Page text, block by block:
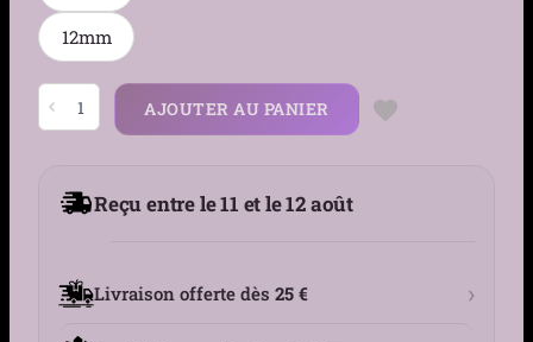
12mm
quantité
de
Piercing
Titane
Arcade
AJOUTER AU PANIER
Reçu entre le 11 et le 12 août
Livraison offerte dès 25 € ›